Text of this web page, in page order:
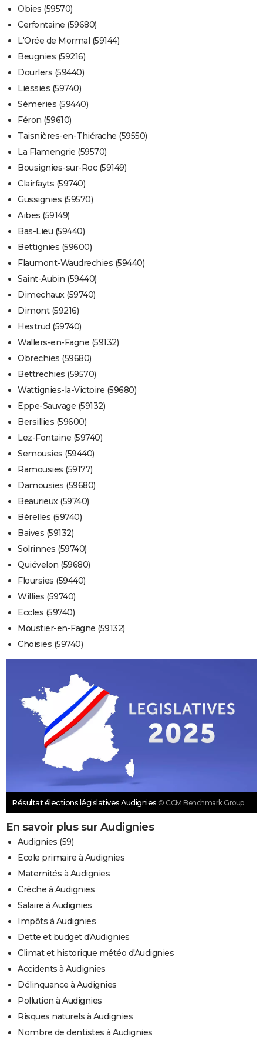
Obies (59570)
Cerfontaine (59680)
L'Orée de Mormal (59144)
Beugnies (59216)
Dourlers (59440)
Liessies (59740)
Sémeries (59440)
Féron (59610)
Taisnières-en-Thiérache (59550)
La Flamengrie (59570)
Bousignies-sur-Roc (59149)
Clairfayts (59740)
Gussignies (59570)
Aibes (59149)
Bas-Lieu (59440)
Bettignies (59600)
Flaumont-Waudrechies (59440)
Saint-Aubin (59440)
Dimechaux (59740)
Dimont (59216)
Hestrud (59740)
Wallers-en-Fagne (59132)
Obrechies (59680)
Bettrechies (59570)
Wattignies-la-Victoire (59680)
Eppe-Sauvage (59132)
Bersillies (59600)
Lez-Fontaine (59740)
Semousies (59440)
Ramousies (59177)
Damousies (59680)
Beaurieux (59740)
Bérelles (59740)
Baives (59132)
Solrinnes (59740)
Quiévelon (59680)
Floursies (59440)
Willies (59740)
Eccles (59740)
Moustier-en-Fagne (59132)
Choisies (59740)
Résultat élections législatives Audignies © CCM Benchmark Group
En savoir plus sur Audignies
Audignies (59)
Ecole primaire à Audignies
Maternités à Audignies
Crèche à Audignies
Salaire à Audignies
Impôts à Audignies
Dette et budget d'Audignies
Climat et historique météo d'Audignies
Accidents à Audignies
Délinquance à Audignies
Pollution à Audignies
Risques naturels à Audignies
Nombre de dentistes à Audignies